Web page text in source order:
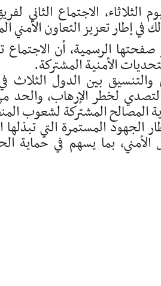
الثلاثاء، الاجتماع الثاني
في إطار تعزيز التعاون الأمني
صفحتها الرسمية، أن الاجتماع
الأمنية المشتركة.
بين الدول الثلاث
لخطر الإرهاب، والحد
المصالح المشتركة لشعوب
الجهود المستمرة التي
الأمني، بما يسهم في